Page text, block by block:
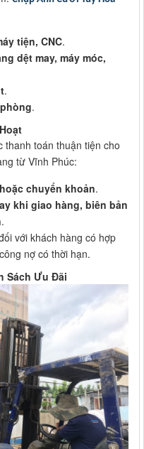
tiện, CNC.
dệt may, máy móc,
.
.
toán thuận tiện cho
từ Vĩnh Phúc:
chuyển khoản.
khi giao hàng, biên bản
.
với khách hàng có hợp
nợ có thời hạn.
Sách Ưu Đãi